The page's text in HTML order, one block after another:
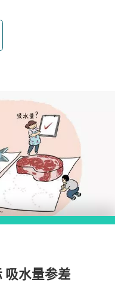
5款厨房纸含菌量超标 吸水量参差